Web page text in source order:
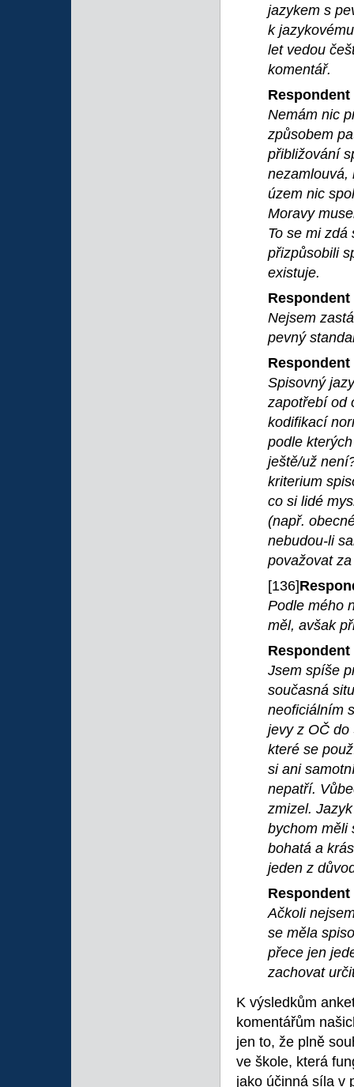
jazykem s
k
let vedou
komentář.
Respondent
Nemám nic
způsobem
přibližování
nezamlouvá,
územ nic
Moravy
To se mi
přizpůsobili
existuje.
Respondent
Nejsem
pevný
Respondent
Spisovný
zapotřebí od
kodifikací
podle
ještě/už
kriterium
co si lidé
(např.
nebudou-li
považovat
[136]
Podle mého
měl, avšak
Respondent
Jsem spíše
současná
neoficiálním
jevy z OČ do
které se
si ani
nepatří.
zmizel.
bychom měli
bohatá a
jeden z
Respondent
Ačkoli
se měla
přece jen
zachovat
K výsledkům
komentářům
jen to, že plně
ve škole, která
jako účinná síla v